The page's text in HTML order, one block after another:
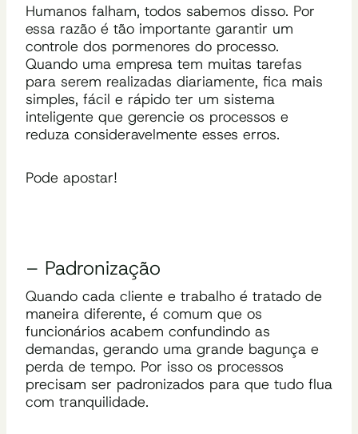
Humanos falham, todos sabemos disso. Por
essa razão é tão importante garantir um
controle dos pormenores do processo.
Quando uma empresa tem muitas tarefas
para serem realizadas diariamente, fica mais
simples, fácil e rápido ter um sistema
inteligente que gerencie os processos e
reduza consideravelmente esses erros.
Pode apostar!
– Padronização
Quando cada cliente e trabalho é tratado de
maneira diferente, é comum que os
funcionários acabem confundindo as
demandas, gerando uma grande bagunça e
perda de tempo. Por isso os processos
precisam ser padronizados para que tudo flua
com tranquilidade.